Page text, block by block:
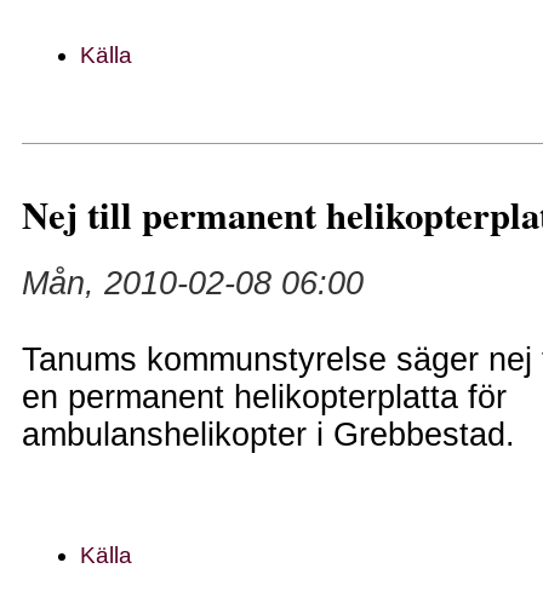
Källa
Nej till permanent
Mån, 2010-02-08 06:00
Tanums kommunstyrelse säger
en permanent helikopterplatta för
ambulanshelikopter i Grebbestad.
Källa